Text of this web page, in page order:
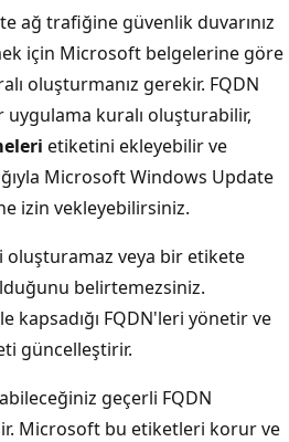
ağ trafiğine güvenlik duvarınız
için Microsoft belgelerine göre
oluşturmanız gerekir. FQDN
kuralı oluşturabilir,
etiketini ekleyebilir ve
Microsoft Windows Update
izin vekleyebilirsiniz.
oluşturamaz veya bir etikete
belirtemezsiniz.
kapsadığı FQDN'leri yönetir ve
güncelleştirir.
geçerli FQDN
Microsoft bu etiketleri korur ve